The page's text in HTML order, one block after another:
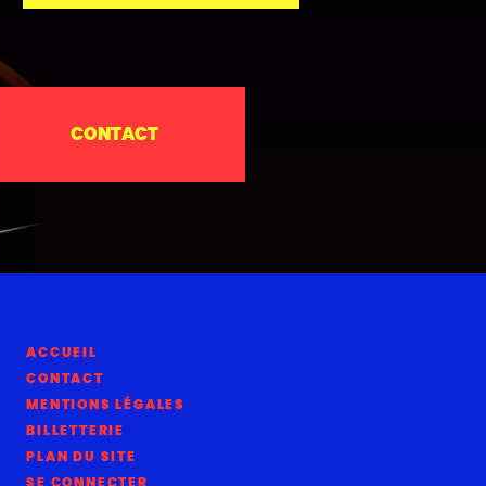
CONTACT
ACCUEIL
CONTACT
MENTIONS LÉGALES
BILLETTERIE
PLAN DU SITE
SE CONNECTER